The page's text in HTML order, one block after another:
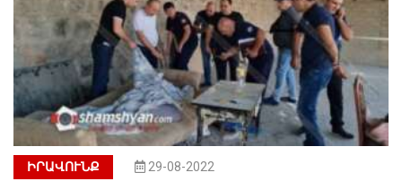
ԻՐԱՎՈՒՆՔ 29-08-2022